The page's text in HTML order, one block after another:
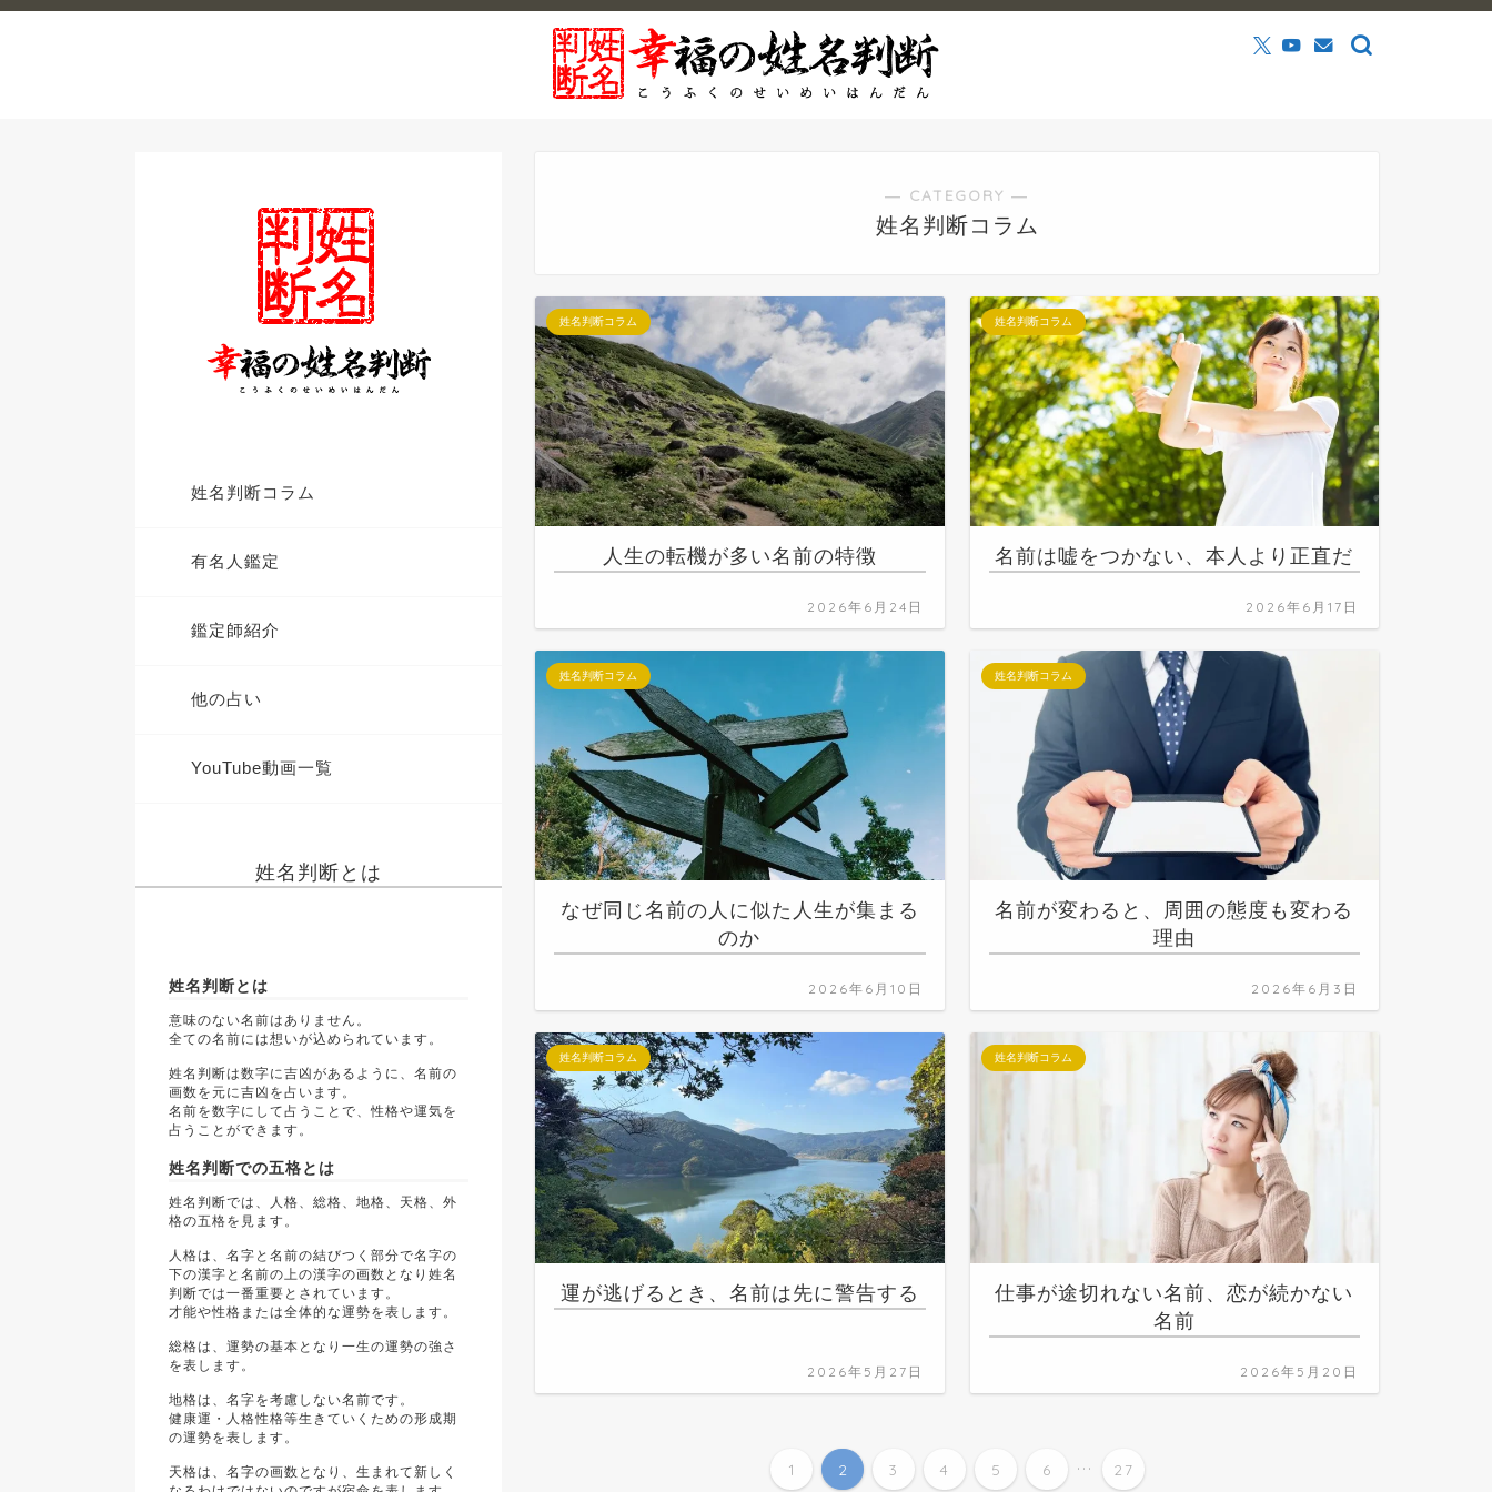
― CATEGORY ―
姓名判断コラム
姓名判断コラム
人生の転機が多い名前の特徴
2026年6月24日
姓名判断コラム
名前は嘘をつかない、本人より正直だ
2026年6月17日
姓名判断コラム
なぜ同じ名前の人に似た人生が集まる
のか
2026年6月10日
姓名判断コラム
名前が変わると、周囲の態度も変わる
理由
2026年6月3日
姓名判断コラム
運が逃げるとき、名前は先に警告する
2026年5月27日
姓名判断コラム
仕事が途切れない名前、恋が続かない
名前
2026年5月20日
1 2 3 4 5 6 ... 27
姓名判断コラム
有名人鑑定
鑑定師紹介
他の占い
YouTube動画一覧
姓名判断とは
姓名判断とは
意味のない名前はありません。
全ての名前には想いが込められています。
姓名判断は数字に吉凶があるように、名前の
画数を元に吉凶を占います。
名前を数字にして占うことで、性格や運気を
占うことができます。
姓名判断での五格とは
姓名判断では、人格、総格、地格、天格、外
格の五格を見ます。
人格は、名字と名前の結びつく部分で名字の
下の漢字と名前の上の漢字の画数となり姓名
判断では一番重要とされています。
才能や性格または全体的な運勢を表します。
総格は、運勢の基本となり一生の運勢の強さ
を表します。
地格は、名字を考慮しない名前です。
健康運・人格性格等生きていくための形成期
の運勢を表します。
天格は、名字の画数となり、生まれて新しく